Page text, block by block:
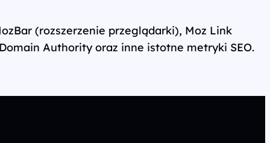
(rozszerzenie przeglądarki), Moz Link
Authority oraz inne istotne metryki SEO.